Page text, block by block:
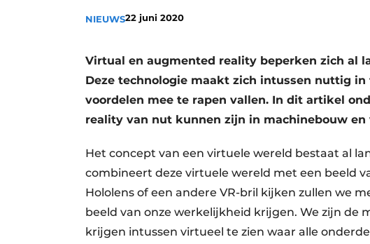
Vacatures
NIEUWS22 juni 2020
Virtual en augmented reality beperken zich al
Deze technologie maakt zich intussen nuttig
voordelen mee te rapen vallen. In dit artikel
reality van nut kunnen zijn in machinebouw en
Het concept van een virtuele wereld bestaat al
combineert deze virtuele wereld met een beeld
Hololens of een andere VR-bril kijken zullen we
beeld van onze werkelijkheid krijgen. We zijn de
krijgen intussen virtueel te zien waar alle